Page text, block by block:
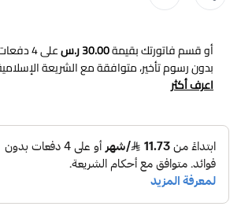
أو قسم فاتورتك بقيمة30.00 ر.س على4
بدون رسوم تأخير، متوافقة مع الشريعة
اعرف أكثر